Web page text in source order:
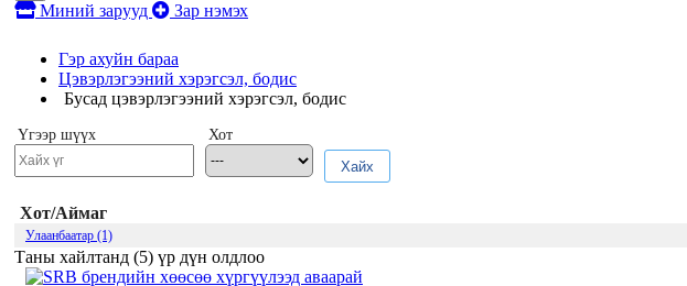
Миний зарууд Зар нэмэх
Гэр ахуйн бараа
Цэвэрлэгээний хэрэгсэл, бодис
Бусад цэвэрлэгээний хэрэгсэл, бодис
Үгээр шүүх
Хот
Хайх
Хот/Аймаг
Улаанбаатар (1)
Таны хайлтанд (5) үр дүн олдлоо